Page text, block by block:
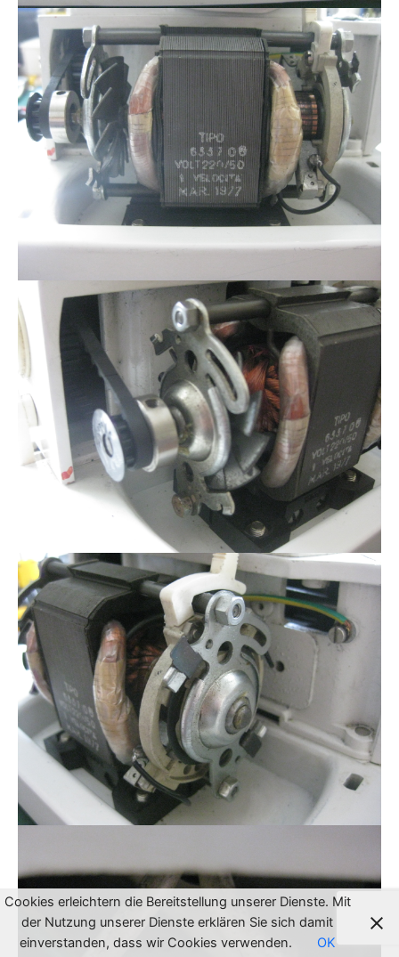
Cookies erleichtern die Bereitstellung unserer Dienste. Mit
der Nutzung unserer Dienste erklären Sie sich damit
einverstanden, dass wir Cookies verwenden.
OK